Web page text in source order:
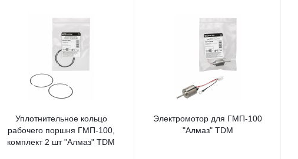
Уплотнительное кольцо
рабочего поршня ГМП-100,
комплект 2 шт "Алмаз" TDM
Электромотор для ГМП-100
"Алмаз" TDM